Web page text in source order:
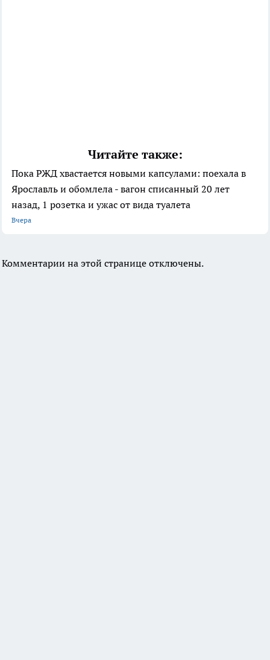
Читайте также:
Пока РЖД хвастается новыми капсулами: поехала в
Ярославль и обомлела - вагон списанный 20 лет
назад, 1 розетка и ужас от вида туалета
Вчера
Комментарии на этой странице отключены.